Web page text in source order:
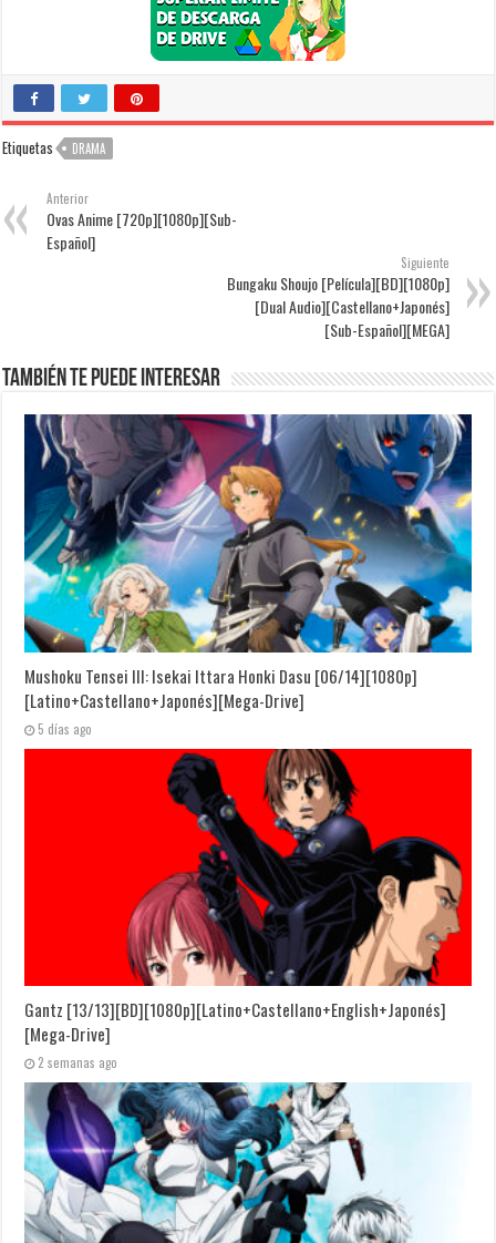
Etiquetas DRAMA
Anterior
Ovas Anime [720p][1080p][Sub-
Español]
Siguiente
Bungaku Shoujo [Película][BD][1080p]
[Dual Audio][Castellano+Japonés]
[Sub-Español][MEGA]
También te puede interesar
Mushoku Tensei III: Isekai Ittara Honki Dasu [06/14][1080p]
[Latino+Castellano+Japonés][Mega-Drive]
5 días ago
Gantz [13/13][BD][1080p][Latino+Castellano+English+Japonés]
[Mega-Drive]
2 semanas ago